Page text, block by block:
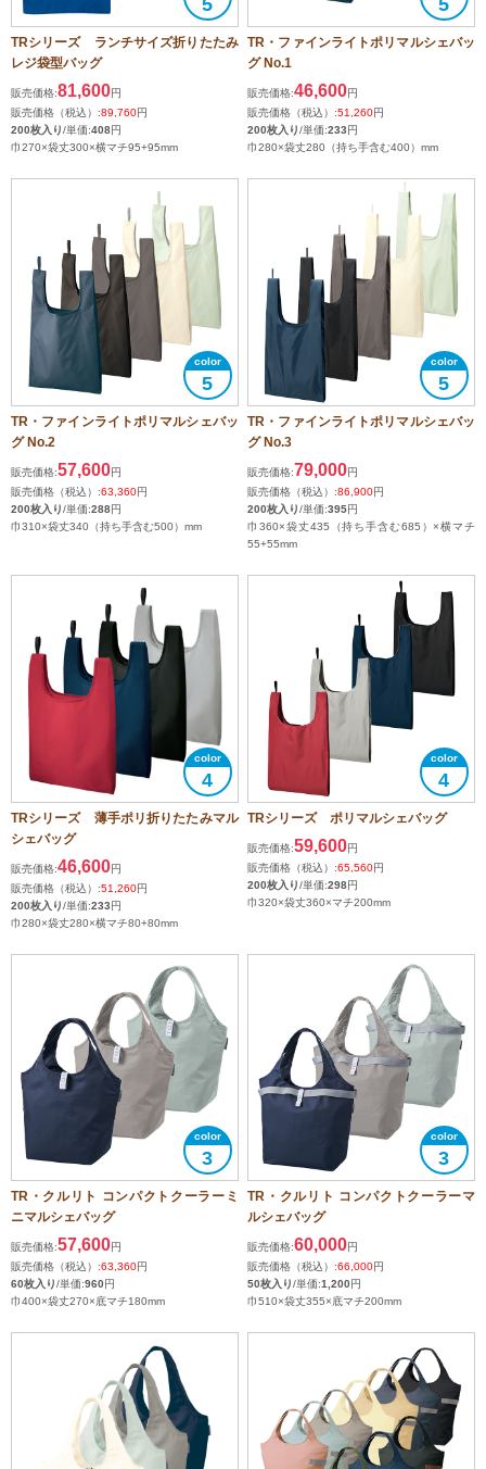
5
TRシリーズ ランチサイズ折りたたみ
レジ袋型バッグ
販売価格:81,600円
販売価格（税込）:89,760円
200枚入り/単価:408円
巾270×袋丈300×横マチ95+95mm
5
TR・ファインライトポリマルシェバッ
グ No.1
販売価格:46,600円
販売価格（税込）:51,260円
200枚入り/単価:233円
巾280×袋丈280（持ち手含む400）mm
5
TR・ファインライトポリマルシェバッ
グ No.2
販売価格:57,600円
販売価格（税込）:63,360円
200枚入り/単価:288円
巾310×袋丈340（持ち手含む500）mm
5
TR・ファインライトポリマルシェバッ
グ No.3
販売価格:79,000円
販売価格（税込）:86,900円
200枚入り/単価:395円
巾360×袋丈435（持ち手含む685）×横マチ
55+55mm
4
TRシリーズ 薄手ポリ折りたたみマル
シェバッグ
販売価格:46,600円
販売価格（税込）:51,260円
200枚入り/単価:233円
巾280×袋丈280×横マチ80+80mm
4
TRシリーズ ポリマルシェバッグ
販売価格:59,600円
販売価格（税込）:65,560円
200枚入り/単価:298円
巾320×袋丈360×マチ200mm
3
TR・クルリト コンパクトクーラーミ
ニマルシェバッグ
販売価格:57,600円
販売価格（税込）:63,360円
60枚入り/単価:960円
巾400×袋丈270×底マチ180mm
3
TR・クルリト コンパクトクーラーマ
ルシェバッグ
販売価格:60,000円
販売価格（税込）:66,000円
50枚入り/単価:1,200円
巾510×袋丈355×底マチ200mm